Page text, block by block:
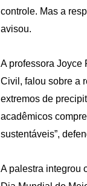
controle. Mas a
avisou.
A professora Joyce
Civil, falou sobre a
extremos de
acadêmicos
sustentáveis”,
A palestra integrou